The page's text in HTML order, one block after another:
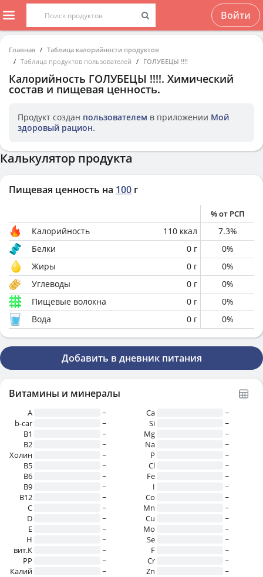
Войти
Главная
Таблица калорийности продуктов
Таблица продуктов пользователей
ГОЛУБЕЦЫ !!!!
Калорийность ГОЛУБЕЦЫ !!!!. Химический
состав и пищевая ценность.
Продукт создан пользователем в приложении Мой
здоровый рацион.
Калькулятор продукта
Пищевая ценность на 100 г
% от РСП
Калорийность 110 ккал 7.3%
Белки
0 г 0%
Жиры
0 г 0%
Углеводы
0 г 0%
Пищевые волокна
0 г 0%
Вода
0 г 0%
Добавить в дневник питания
Витамины и минералы
A
~
b-car
~
В1
~
B2
~
Холин
~
B5
~
B6
~
B9
~
B12
~
C
~
D
~
E
~
H
~
вит.К
~
PP
~
Калий
~
Ca
~
Si
~
Mg
~
Na
~
P
~
Cl
~
Fe
~
I
~
Co
~
Mn
~
Cu
~
Mo
~
Se
~
F
~
Cr
~
Zn
~